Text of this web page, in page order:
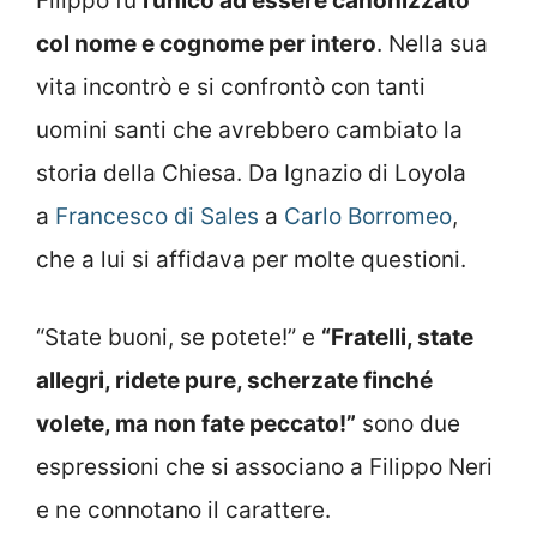
col nome e cognome per intero. Nella sua
vita incontrò e si confrontò con tanti
uomini santi che avrebbero cambiato la
storia della Chiesa. Da Ignazio di Loyola
a Francesco di Sales a Carlo Borromeo,
che a lui si affidava per molte questioni.
“State buoni, se potete!” e “Fratelli, state
allegri, ridete pure, scherzate finché
volete, ma non fate peccato!” sono due
espressioni che si associano a Filippo Neri
e ne connotano il carattere.